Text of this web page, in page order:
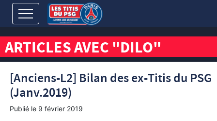
ARTICLES AVEC "DILO"
[Anciens-L2] Bilan des ex-Titis du PSG
(Janv.2019)
Publié le 9 février 2019